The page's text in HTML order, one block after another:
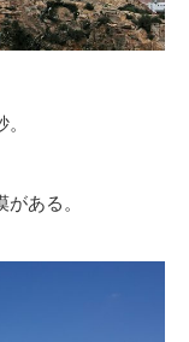
ある。